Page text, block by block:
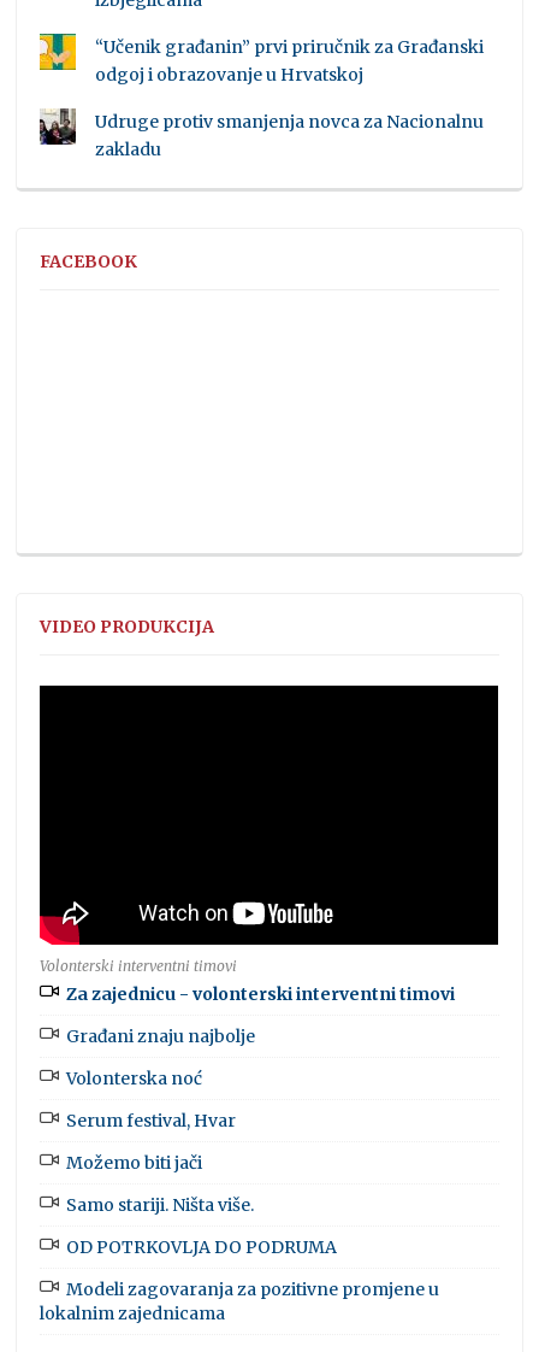
“Učenik građanin” prvi priručnik za Građanski
odgoj i obrazovanje u Hrvatskoj
Udruge protiv smanjenja novca za Nacionalnu
zakladu
FACEBOOK
VIDEO PRODUKCIJA
Volonterski interventni timovi
Za zajednicu - volonterski interventni timovi
Građani znaju najbolje
Volonterska noć
Serum festival, Hvar
Možemo biti jači
Samo stariji. Ništa više.
OD POTRKOVLJA DO PODRUMA
Modeli zagovaranja za pozitivne promjene u
lokalnim zajednicama